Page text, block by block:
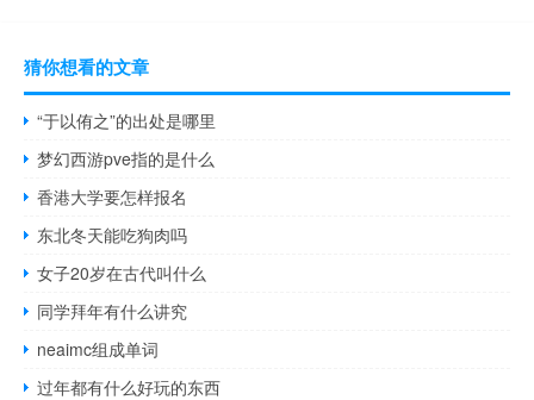
猜你想看的文章
“于以侑之”的出处是哪里
梦幻西游pve指的是什么
香港大学要怎样报名
东北冬天能吃狗肉吗
女子20岁在古代叫什么
同学拜年有什么讲究
neaimc组成单词
过年都有什么好玩的东西